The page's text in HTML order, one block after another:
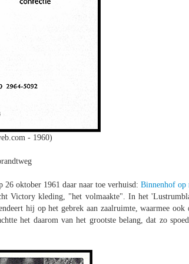
- 1960)
oktober 1961 daar naar toe verhuisd: Binnenhof op
Victory kleding, "het volmaakte". In het
hij op het gebrek aan zaalruimte, waarmee ook
het daarom van het grootste belang, dat zo